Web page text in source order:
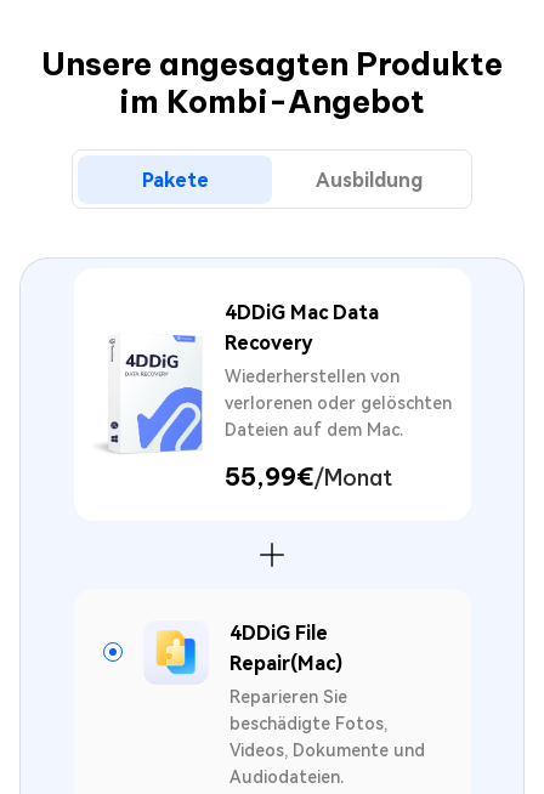
Unsere angesagten Produkte
im Kombi-Angebot
Pakete Ausbildung
4DDiG Mac Data
Recovery
Wiederherstellen von
verlorenen oder gelöschten
Dateien auf dem Mac.
55,99€/Monat
4DDiG File
Repair(Mac)
Reparieren Sie
beschädigte Fotos,
Videos, Dokumente und
Audiodateien.